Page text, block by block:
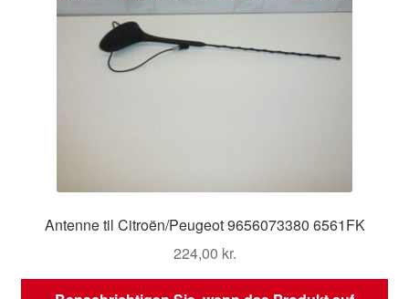
Antenne til Citroën/Peugeot 9656073380 6561FK
224,00 kr.